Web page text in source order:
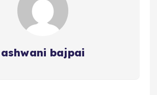
ashwani bajpai